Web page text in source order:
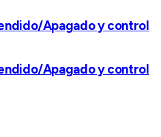
Apagado y control
Apagado y control